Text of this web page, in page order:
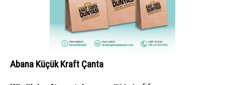
Abana Küçük Kraft Çanta